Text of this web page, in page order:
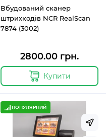
Вбудований сканер
штрихкодів NCR RealScan
7874 (3002)
2800.00 грн.
Купити
ПОПУЛЯРНИЙ